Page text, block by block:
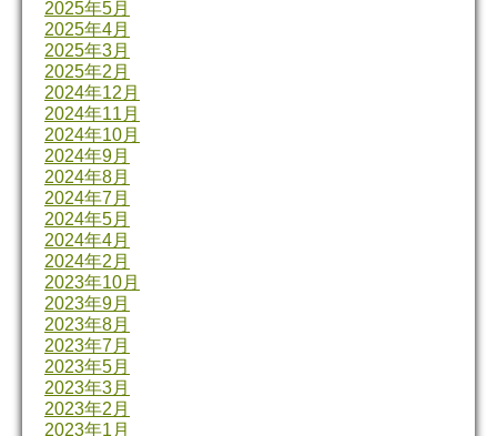
2025年5月
2025年4月
2025年3月
2025年2月
2024年12月
2024年11月
2024年10月
2024年9月
2024年8月
2024年7月
2024年5月
2024年4月
2024年2月
2023年10月
2023年9月
2023年8月
2023年7月
2023年5月
2023年3月
2023年2月
2023年1月